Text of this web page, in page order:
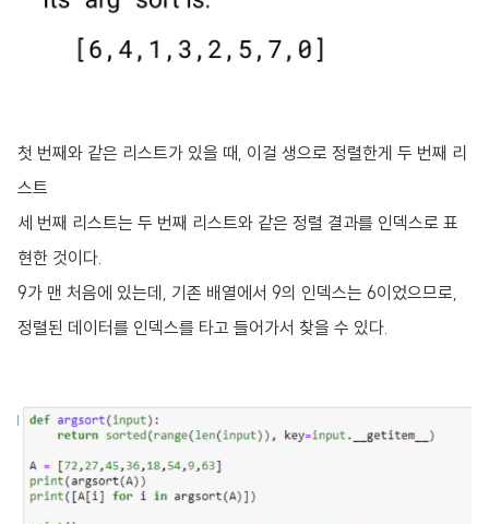
첫 번째와 같은 리스트가 있을 때, 이걸 생으로 정렬한게 두 번째 리
스트
세 번째 리스트는 두 번째 리스트와 같은 정렬 결과를 인덱스로 표
현한 것이다.
9가 맨 처음에 있는데, 기존 배열에서 9의 인덱스는 6이었으므로,
정렬된 데이터를 인덱스를 타고 들어가서 찾을 수 있다.